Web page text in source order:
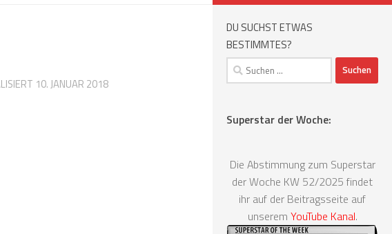
10. JANUAR 2018
DU SUCHST ETWAS
BESTIMMTES?
Suchen
nach:
Superstar der Woche:
Die Abstimmung zum Superstar
der Woche KW 52/2025 findet
ihr auf der Beitragsseite auf
unserem YouTube Kanal.